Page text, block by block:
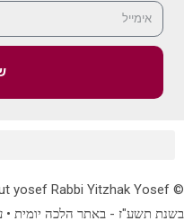
בשנת תשע"ז - באתר הלכה יומית •